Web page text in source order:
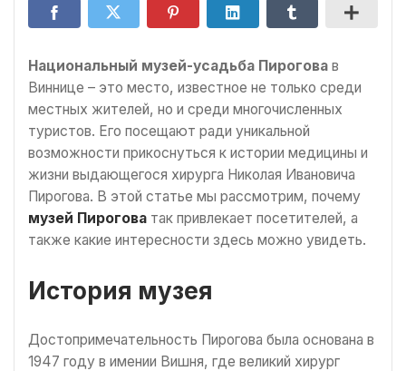
Национальный музей-усадьба Пирогова в
Виннице – это место, известное не только среди
местных жителей, но и среди многочисленных
туристов. Его посещают ради уникальной
возможности прикоснуться к истории медицины и
жизни выдающегося хирурга Николая Ивановича
Пирогова. В этой статье мы рассмотрим, почему
музей Пирогова так привлекает посетителей, а
также какие интересности здесь можно увидеть.
История музея
Достопримечательность Пирогова была основана в
1947 году в имении Вишня, где великий хирург